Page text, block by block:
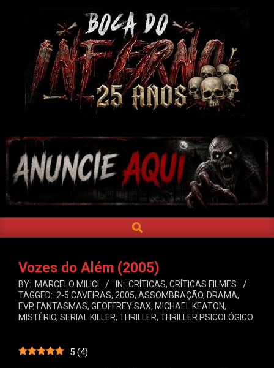
DO
INFERNO
Navigation
SEARCH
Vozes do Além (2005)
BY: MARCELO MILICI IN: CRÍTICAS, CRÍTICAS FILMES
TAGGED: 2-5 CAVEIRAS, 2005, ASSOMBRAÇÃO, DRAMA,
EVP, FANTASMAS, GEOFFREY SAX, MICHAEL KEATON,
MISTÉRIO, SERIAL KILLER, THRILLER, THRILLER PSICOLÓGICO
5 (4)